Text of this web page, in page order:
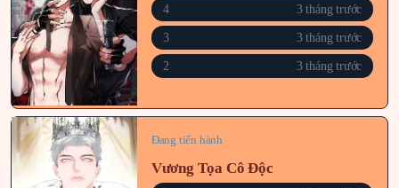
4 3 tháng trước
3 3 tháng trước
2 3 tháng trước
Đang tiến hành
Vương Tọa Cô Độc